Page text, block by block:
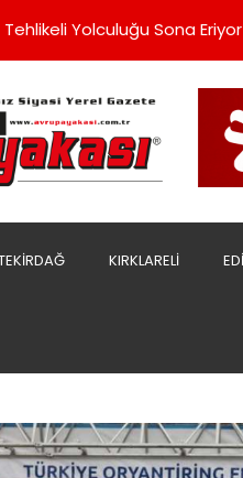
Yolculuğu Sona Eriyor
Hep Birlikte
Genel Başkanı
Bağışı Kampanyası
Yolculuğu Sona Eriyor
KIRKLARELI